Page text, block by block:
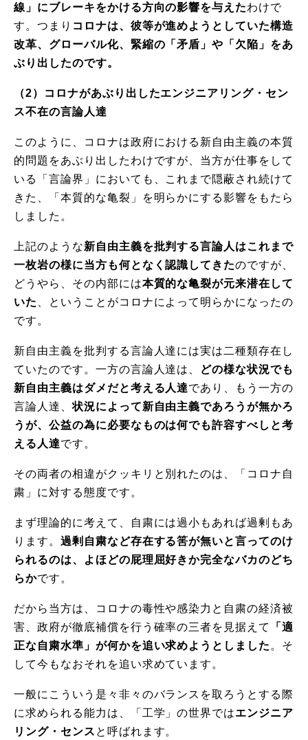
線」にブレーキをかける方向の影響を与えたわけで
す。つまり コロナは、彼等が進めようとしていた構造
改革、グローバル化、緊縮の「矛盾」や「欠陥」をあ
ぶり出したのです。
（2）コロナがあぶり出したエンジニアリング・セン
ス不在の言論人達
このように、コロナは政府における新自由主義の本質
的問題をあぶり出したわけですが、当方が仕事をして
いる「言論界」においても、これまで隠蔽され続けて
きた、「本質的な亀裂」を明らかにする影響をもたら
しました。
上記のような新自由主義を批判する言論人はこれまで
一枚岩の様に当方も何となく認識してきたのですが、
どうやら、その内部には本質的な亀裂が元来潜在して
いた
、ということがコロナによって明らかになったの
です。
新自由主義を批判する言論人達には実は二種類存在し
ていたのです。一方の言論人達は、 どの様な状況でも
新自由主義はダメだと考える人達であり、もう一方の
言論人達、状況によって新自由主義であろうが無かろ
うが、公益の為に必要なものは何でも許容すべしと考
える人達です。
その両者の相違がクッキリと別れたのは、「コロナ自
粛」に対する態度です。
まず理論的に考えて、自粛には過小もあれば過剰もあ
ります。 過剰自粛など存在する筈が無いと言ってのけ
られるのは、よほどの屁理屈好きか完全なバカのどち
らかです。
だから当方は、コロナの毒性や感染力と自粛の経済被
害、政府が徹底補償を行う確率の三者を見据えて
「適
正な自粛水準」が何かを追い求めようとしました 。そ
して今もなおそれを追い求めています。
一般にこういう是々非々のバランスを取ろうとする際
に求められる能力は、「工学」の世界ではエンジニア
リング・センス と呼ばれます。